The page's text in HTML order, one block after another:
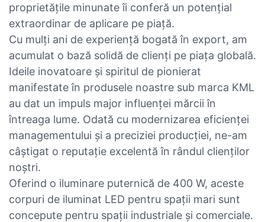
proprietățile minunate îi conferă un potențial
extraordinar de aplicare pe piață.
Cu mulți ani de experiență bogată în export, am
acumulat o bază solidă de clienți pe piața globală.
Ideile inovatoare și spiritul de pionierat
manifestate în produsele noastre sub marca KML
au dat un impuls major influenței mărcii în
întreaga lume. Odată cu modernizarea eficienței
managementului și a preciziei producției, ne-am
câștigat o reputație excelentă în rândul clienților
noștri.
Oferind o iluminare puternică de 400 W, aceste
corpuri de iluminat LED pentru spații mari sunt
concepute pentru spații industriale și comerciale.